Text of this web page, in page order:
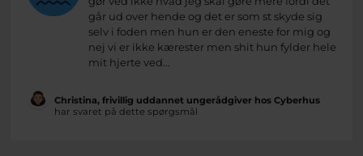
går ud over hende og det er som st skyde sig
selv i foden men hun er den eneste for mig og
nej vi er ikke kærester men shit hun fylder hele
mit hjerte ved...
Christina, frivillig uddannet ungerådgiver hos Cyberhus
har svaret på dette spørgsmål